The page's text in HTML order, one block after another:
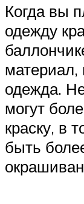
Когда вы
одежду
материал,
одежда.
могут
краску, в
быть